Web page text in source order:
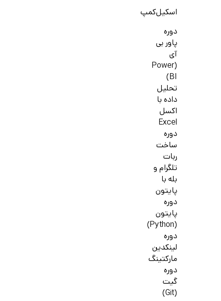
اسکیل‌کمپ
دوره
پاور بی
آی
(Power
BI)
تحلیل
داده با
اکسل
Excel
دوره
ساخت
ربات
تلگرام و
بله با
پایتون
دوره
پایتون
(Python)
دوره
لینکدین
مارکتینگ
دوره
گیت
(Git)